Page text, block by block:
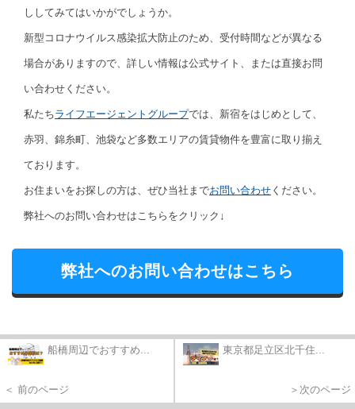
ししてみてはいかがでしょうか。
新型コロナウイルス感染拡大防止のため、受付時間などが異なる
場合がありますので、詳しい情報は公式サイト、または直接お問
い合わせください。
私たちライフエージェントグループでは、新宿をはじめとして、
赤羽、錦糸町、池袋など多数エリアの賃貸物件を豊富に取り揃え
ております。
お住まいをお探しの方は、ぜひ当社までお問い合わせ ください。
弊社へのお問い合わせはこちらをクリック↓
弊社へのお問い合わせはこちら
船橋周辺でおすすめ...
＜ 前のページ
東京都足立区北千住...
＞次のページ